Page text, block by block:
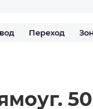
Переход